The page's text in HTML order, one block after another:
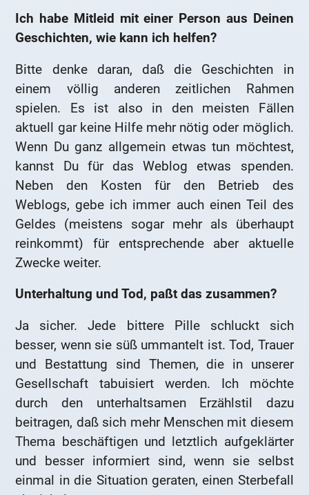
Ich habe Mitleid mit einer Person aus Deinen
Geschichten, wie kann ich helfen?
Bitte denke daran, daß die Geschichten in
einem völlig anderen zeitlichen Rahmen
spielen. Es ist also in den meisten Fällen
aktuell gar keine Hilfe mehr nötig oder möglich.
Wenn Du ganz allgemein etwas tun möchtest,
kannst Du für das Weblog etwas spenden.
Neben den Kosten für den Betrieb des
Weblogs, gebe ich immer auch einen Teil des
Geldes (meistens sogar mehr als überhaupt
reinkommt) für entsprechende aber aktuelle
Zwecke weiter.
Unterhaltung und Tod, paßt das zusammen?
Ja sicher. Jede bittere Pille schluckt sich
besser, wenn sie süß ummantelt ist. Tod, Trauer
und Bestattung sind Themen, die in unserer
Gesellschaft tabuisiert werden. Ich möchte
durch den unterhaltsamen Erzählstil dazu
beitragen, daß sich mehr Menschen mit diesem
Thema beschäftigen und letztlich aufgeklärter
und besser informiert sind, wenn sie selbst
einmal in die Situation geraten, einen Sterbefall